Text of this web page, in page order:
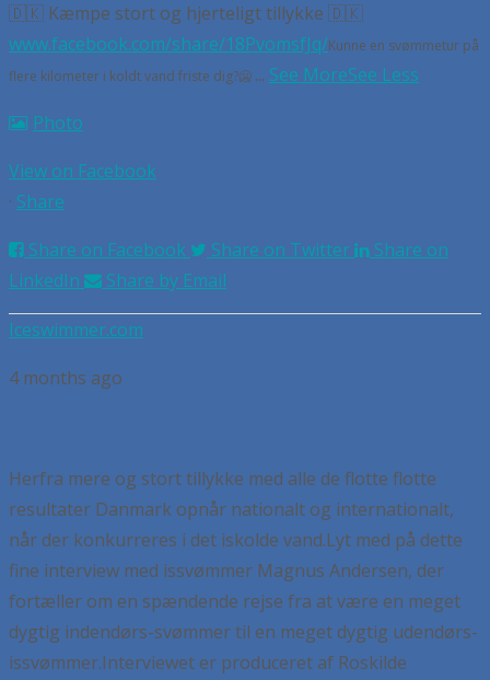
🇩🇰 Kæmpe stort og hjerteligt tillykke 🇩🇰
www.facebook.com/share/18PvomsfJq/Kunne en svømmetur på
flere kilometer i koldt vand friste dig?🥶 ... See MoreSee Less
Photo
View on Facebook
· Share
Share on Facebook
Share on Twitter
Share on
LinkedIn
Share by Email
Iceswimmer.com
4 months ago
Herfra mere og stort tillykke med alle de flotte flotte
resultater Danmark opnår nationalt og internationalt,
når der konkurreres i det iskolde vand.Lyt med på dette
fine interview med issvømmer Magnus Andersen, der
fortæller om en spændende rejse fra at være en meget
dygtig indendørs-svømmer til en meget dygtig udendørs-
issvømmer.Interviewet er produceret af Roskilde